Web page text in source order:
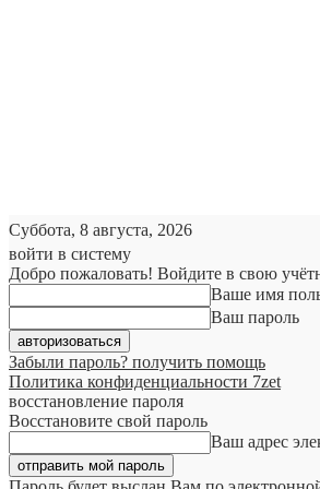
Суббота, 8 августа, 2026
войти в систему
Добро пожаловать! Войдите в свою
Ваше имя
Ваш пароль
Забыли пароль? получить помощь
Политика конфиденциальности 7zet
восстановление пароля
Восстановите свой пароль
Ваш адрес